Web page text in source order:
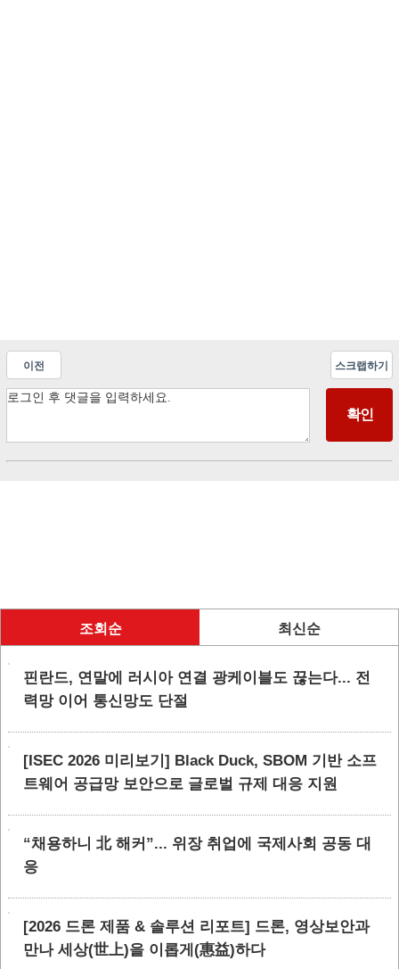
이전 스크랩하기
조회순 최신순
핀란드, 연말에 러시아 연결 광케이블도 끊는다... 전
력망 이어 통신망도 단절
[ISEC 2026 미리보기] Black Duck, SBOM 기반 소프
트웨어 공급망 보안으로 글로벌 규제 대응 지원
“채용하니 北 해커”... 위장 취업에 국제사회 공동 대
응
[2026 드론 제품 & 솔루션 리포트] 드론, 영상보안과
만나 세상(世上)을 이롭게(惠益)하다